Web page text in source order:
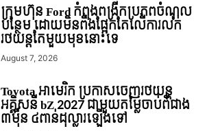
ក្រុមហ៊ុន Ford កំពុងពង្រីកប្រភពចំណូល
បន្ថែម ដោយមិនពឹងផ្អែកតែលើការលក់
រថយន្ដតែមួយមុខនោះទេ
August 7, 2026
Toyota អាមេរិក ប្រកាសចេញរថយន្ត
អគ្គិសនី bZ 2027 ជាមួយតម្លៃចាប់ពីជាង
៣ម៉ឺន ៤ពាន់ដុល្លារឡើងទៅ